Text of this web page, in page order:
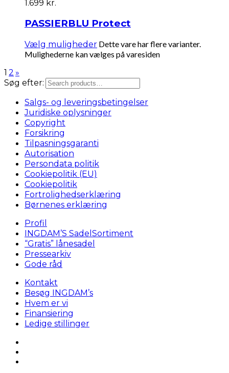
1.699 kr.
PASSIERBLU Protect
Vælg muligheder Dette vare har flere varianter.
Mulighederne kan vælges på varesiden
1 2 »
Søg efter:
Salgs- og leveringsbetingelser
Juridiske oplysninger
Copyright
Forsikring
Tilpasningsgaranti
Autorisation
Persondata politik
Cookiepolitik (EU)
Cookiepolitik
Fortrolighedserklæring
Børnenes erklæring
Profil
INGDAM’S SadelSortiment
“Gratis” lånesadel
Pressearkiv
Gode råd
Kontakt
Besøg INGDAM’s
Hvem er vi
Finansiering
Ledige stillinger